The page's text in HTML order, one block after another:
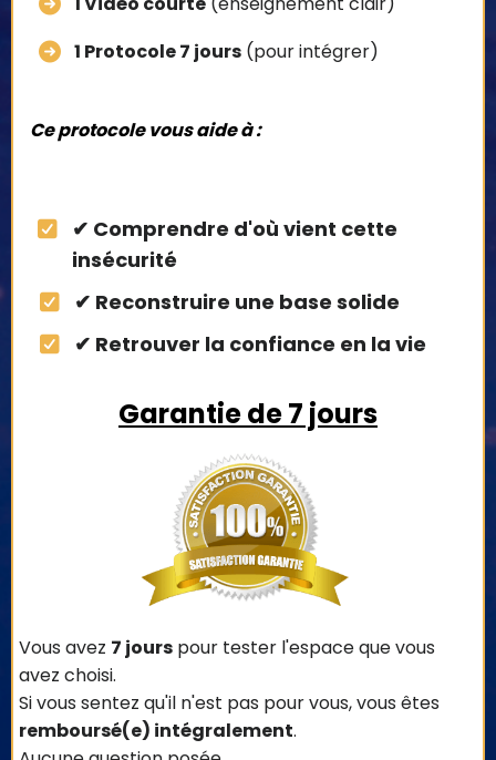
1 Protocole 7 jours (pour intégrer)
Ce protocole vous aide à :
✔ Comprendre d'où vient cette
insécurité
✔ Reconstruire une base solide
✔ Retrouver la confiance en la vie
Garantie de 7 jours
Vous avez 7 jours pour tester l'espace que vous
avez choisi.
Si vous sentez qu'il n'est pas pour vous, vous êtes
remboursé(e) intégralement.